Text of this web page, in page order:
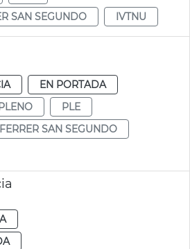
SAN SEGUNDO IVTNU
EN PORTADA
PLE
SAN SEGUNDO